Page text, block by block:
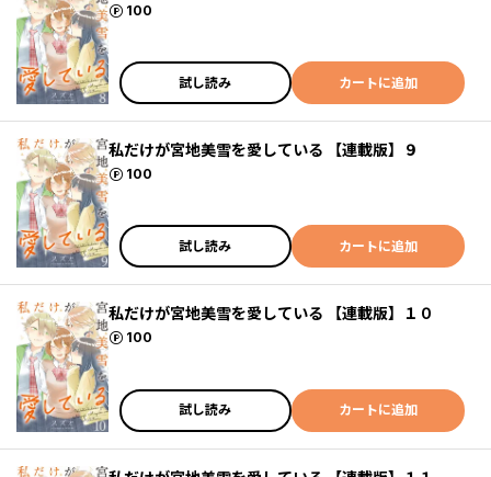
100
ポイント
試し読み カートに追加
私だけが宮地美雪を愛している 【連載版】９
100
ポイント
試し読み カートに追加
私だけが宮地美雪を愛している 【連載版】１０
100
ポイント
試し読み カートに追加